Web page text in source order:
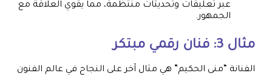
عبر تعليقات وتحديثات منتظمة، مما يقوي العلاقة مع
الجمهور.
مثال 3: فنان رقمي مبتكر
الفنانة “منى الحكيم” هي مثال آخر على النجاح في عالم الفنون